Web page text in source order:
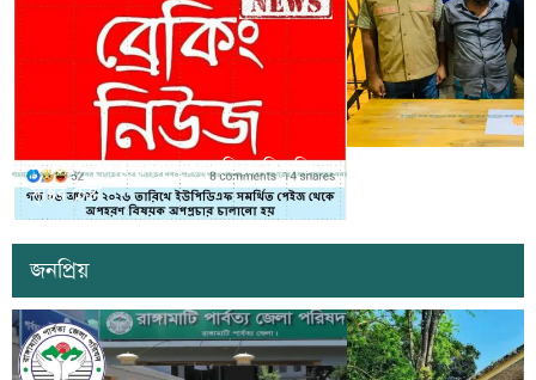
সাজেকে অপহরণের গুজব ছড়িয়ে বিভ্রান্তি
সৃষ্টির চেষ্টা
জনপ্রিয়